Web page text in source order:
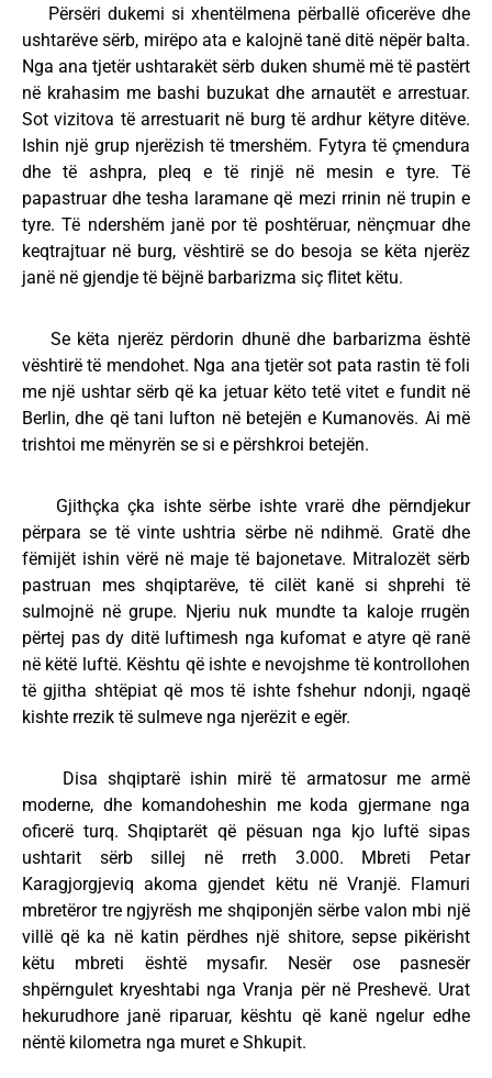
Përsëri dukemi si xhentëlmena përballë oficerëve dhe
ushtarëve sërb, mirëpo ata e kalojnë tanë ditë nëpër balta.
Nga ana tjetër ushtarakët sërb duken shumë më të pastërt
në krahasim me bashi buzukat dhe arnautët e arrestuar.
Sot vizitova të arrestuarit në burg të ardhur këtyre ditëve.
Ishin një grup njerëzish të tmershëm. Fytyra të çmendura
dhe të ashpra, pleq e të rinjë në mesin e tyre. Të
papastruar dhe tesha laramane që mezi rrinin në trupin e
tyre. Të ndershëm janë por të poshtëruar, nënçmuar dhe
keqtrajtuar në burg, vështirë se do besoja se këta njerëz
janë në gjendje të bëjnë barbarizma siç flitet këtu.
Se këta njerëz përdorin dhunë dhe barbarizma është
vështirë të mendohet. Nga ana tjetër sot pata rastin të foli
me një ushtar sërb që ka jetuar këto tetë vitet e fundit në
Berlin, dhe që tani lufton në betejën e Kumanovës. Ai më
trishtoi me mënyrën se si e përshkroi betejën.
Gjithçka çka ishte sërbe ishte vrarë dhe përndjekur
përpara se të vinte ushtria sërbe në ndihmë. Gratë dhe
fëmijët ishin vërë në maje të bajonetave. Mitralozët sërb
pastruan mes shqiptarëve, të cilët kanë si shprehi të
sulmojnë në grupe. Njeriu nuk mundte ta kaloje rrugën
përtej pas dy ditë luftimesh nga kufomat e atyre që ranë
në këtë luftë. Kështu që ishte e nevojshme të kontrollohen
të gjitha shtëpiat që mos të ishte fshehur ndonji, ngaqë
kishte rrezik të sulmeve nga njerëzit e egër.
Disa shqiptarë ishin mirë të armatosur me armë
moderne, dhe komandoheshin me koda gjermane nga
oficerë turq. Shqiptarët që pësuan nga kjo luftë sipas
ushtarit sërb sillej në rreth 3.000. Mbreti Petar
Karagjorgjeviq akoma gjendet këtu në Vranjë. Flamuri
mbretëror tre ngjyrësh me shqiponjën sërbe valon mbi një
villë që ka në katin përdhes një shitore, sepse pikërisht
këtu mbreti është mysafir. Nesër ose pasnesër
shpërngulet kryeshtabi nga Vranja për në Preshevë. Urat
hekurudhore janë riparuar, kështu që kanë ngelur edhe
nëntë kilometra nga muret e Shkupit.